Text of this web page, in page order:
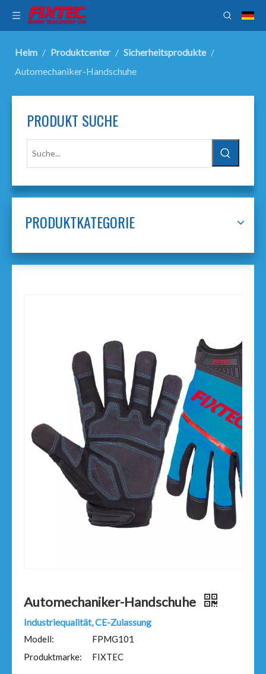
Heim / Produktcenter / Sicherheitsprodukte /
Automechaniker-Handschuhe
PRODUKT SUCHE
PRODUKTKATEGORIE
Automechaniker-Handschuhe
Industriequalität, CE-Zulassung
Modell:
FPMG101
Produktmarke:
FIXTEC